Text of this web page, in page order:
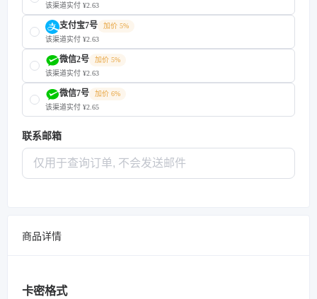
该渠道实付 ¥2.63
支付宝7号
加价 5%
该渠道实付 ¥2.63
微信2号
加价 5%
该渠道实付 ¥2.63
微信7号
加价 6%
该渠道实付 ¥2.65
联系邮箱
商品详情
卡密格式